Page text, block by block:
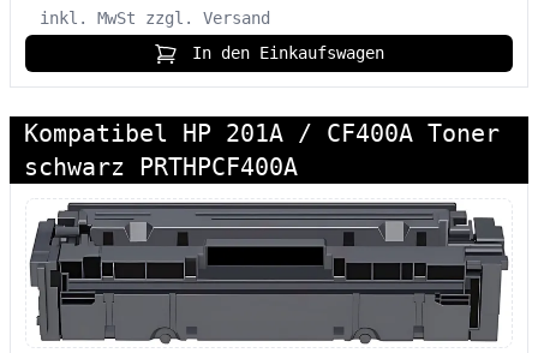
inkl. MwSt
zzgl. Versand
In den Einkaufswagen
Kompatibel HP 201A / CF400A Toner
schwarz PRTHPCF400A